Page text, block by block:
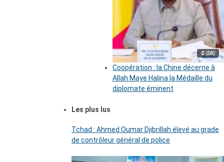
© (DR)
Coopération : la Chine décerne à
Allah Maye Halina la Médaille du
diplomate éminent
Les plus lus
Tchad : Ahmed Oumar Djibrillah élevé au grade
de contrôleur général de police